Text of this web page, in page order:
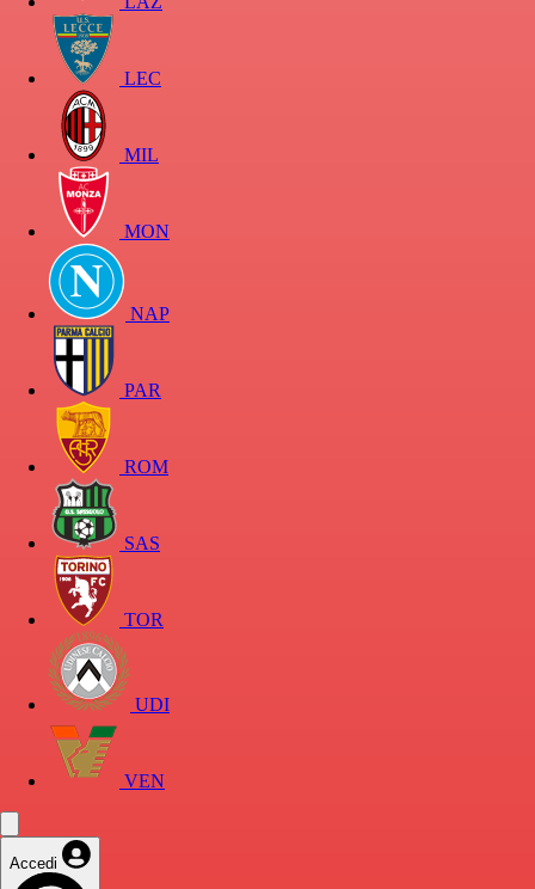
LEC
MIL
MON
NAP
PAR
ROM
SAS
TOR
UDI
VEN
Accedi